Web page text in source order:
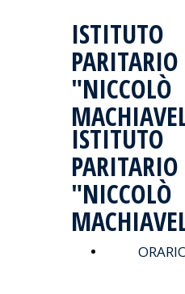
ISTITUTO
PARITARIO
"NICCOLÒ
ISTITUTO
PARITARIO
"NICCOLÒ
Scarica